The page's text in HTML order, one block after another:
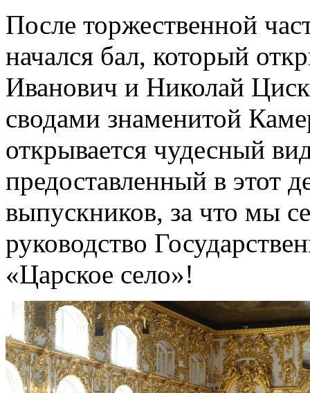
После торжественной
начался бал, который
Иванович и Николай
сводами знаменитой
открывается чудесный
предоставленный в этот
выпускников, за что мы
руководство
«Царское село»!